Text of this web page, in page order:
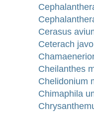
Cerasus
Ceterach
Cheilanthes
Chelidonium
Chimaphila